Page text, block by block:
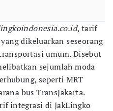
, tarif
dikeluarkan seseorang
umum. Disebut
sejumlah moda
seperti MRT
bus TransJakarta.
integrasi di JakLingko